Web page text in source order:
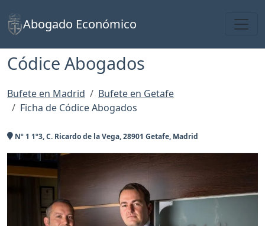
Abogado Económico
Códice Abogados
Bufete en Madrid
Bufete en Getafe
Ficha de Códice Abogados
Nº 1 1º3, C. Ricardo de la Vega, 28901 Getafe, Madrid